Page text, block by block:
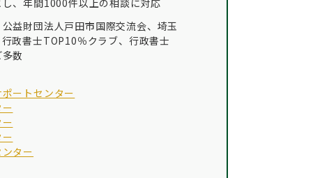
、年間1000件以上の相談に対応
益財団法人戸田市国際交流会、埼玉
政書士TOP10％クラブ、行政書士
数
ートセンター
ター